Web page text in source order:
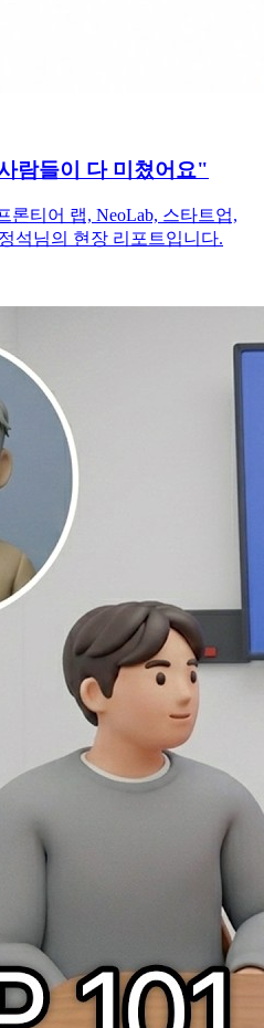
람들이 다 미쳤어요"
론티어 랩, NeoLab, 스타트업,
석님의 현장 리포트입니다.